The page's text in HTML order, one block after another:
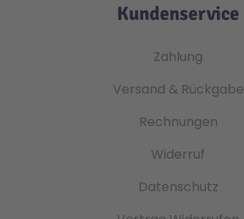
Kundenservice
Zahlung
Versand & Rückgabe
Rechnungen
Widerruf
Datenschutz